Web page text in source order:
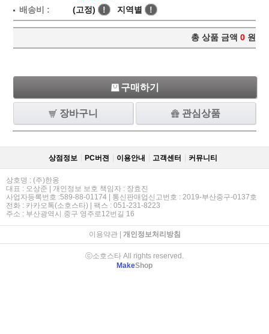
배송비 :
(고정) ! 지역별 !
총 상품 금액 0 원
구매하기
장바구니 관심상품
상점정보 PC버젼 이용안내 고객센터 커뮤니티
상호명 : (주)한옹
대표 : 오상준 | 개인정보 보호 책임자 : 장효진
사업자등록번호 :589-88-01174 | 통신판매업신고번호 : 2019-부산중구-0137호
전화 : 카카오톡(소호스타) | 팩스 : 051-231-8223
주소 : 부산광역시 중구 영주로12번길 16
이용약관| 개인정보처리방침
ⓒ소호스타 All rights reserved.
MakeShop